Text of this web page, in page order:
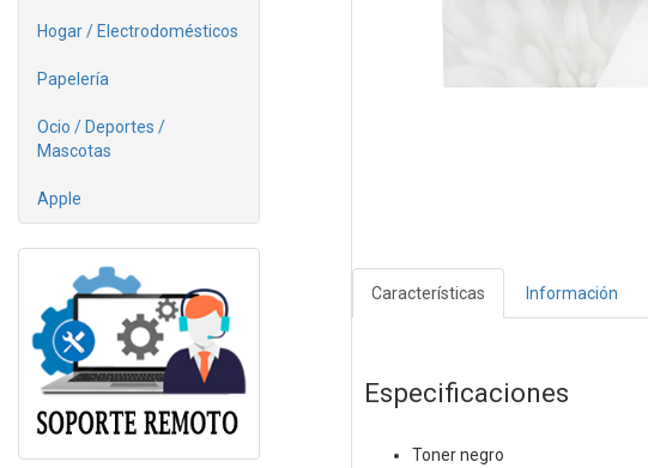
Hogar / Electrodomésticos
Papelería
Ocio / Deportes /
Mascotas
Apple
Características Información
Especificaciones
Toner negro